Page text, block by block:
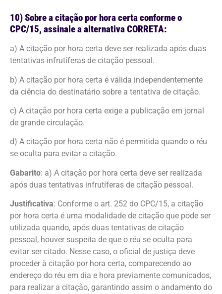
10) Sobre a citação por hora certa conforme o
CPC/15, assinale a alternativa CORRETA:
a) A citação por hora certa deve ser realizada após duas
tentativas infrutíferas de citação pessoal.
b) A citação por hora certa é válida independentemente
da ciência do destinatário sobre a tentativa de citação.
c) A citação por hora certa exige a publicação em jornal
de grande circulação.
d) A citação por hora certa não é permitida quando o réu
se oculta para evitar a citação.
Gabarito: a) A citação por hora certa deve ser realizada
após duas tentativas infrutíferas de citação pessoal.
Justificativa: Conforme o art. 252 do CPC/15, a citação
por hora certa é uma modalidade de citação que pode ser
utilizada quando, após duas tentativas de citação
pessoal, houver suspeita de que o réu se oculta para
evitar ser citado. Nesse caso, o oficial de justiça deve
proceder à citação por hora certa, comparecendo ao
endereço do réu em dia e hora previamente comunicados,
para realizar a citação, garantindo assim o andamento do